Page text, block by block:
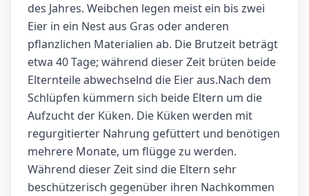
des Jahres. Weibchen legen meist ein bis zwei
Eier in ein Nest aus Gras oder anderen
pflanzlichen Materialien ab. Die Brutzeit beträgt
etwa 40 Tage; während dieser Zeit brüten beide
Elternteile abwechselnd die Eier aus.Nach dem
Schlüpfen kümmern sich beide Eltern um die
Aufzucht der Küken. Die Küken werden mit
regurgitierter Nahrung gefüttert und benötigen
mehrere Monate, um flügge zu werden.
Während dieser Zeit sind die Eltern sehr
beschützerisch gegenüber ihren Nachkommen